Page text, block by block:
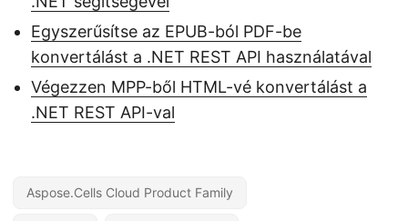
Egyszerűsítse az EPUB-ból PDF-be
konvertálást a .NET REST API használatával
Végezzen MPP-ből HTML-vé konvertálást a
.NET REST API-val
Aspose.Cells Cloud Product Family